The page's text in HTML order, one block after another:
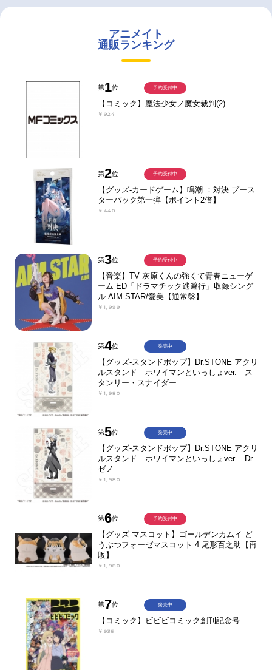
アニメイト
通販ランキング
第1位
【コミック】魔法少女ノ魔女裁判(2)
￥924
予約受付中
第2位
【グッズ-カードゲーム】鳴潮 ：対決 ブース
ターパック第一弾【ポイント2倍】
￥440
予約受付中
第3位
【音楽】TV 灰原くんの強くて青春ニューゲ
ーム ED「ドラマチック逃避行」収録シング
ル AIM STAR/愛美【通常盤】
￥1,999
予約受付中
第4位
【グッズ-スタンドポップ】Dr.STONE アクリ
ルスタンド ホワイマンといっしょver. ス
タンリー・スナイダー
￥1,980
発売中
第5位
【グッズ-スタンドポップ】Dr.STONE アクリ
ルスタンド ホワイマンといっしょver. Dr.
ゼノ
￥1,980
発売中
第6位
【グッズ-マスコット】ゴールデンカムイ ど
うぶつフォーゼマスコット 4.尾形百之助【再
販】
￥1,980
予約受付中
第7位
【コミック】ビビビコミック創刊記念号
￥935
発売中